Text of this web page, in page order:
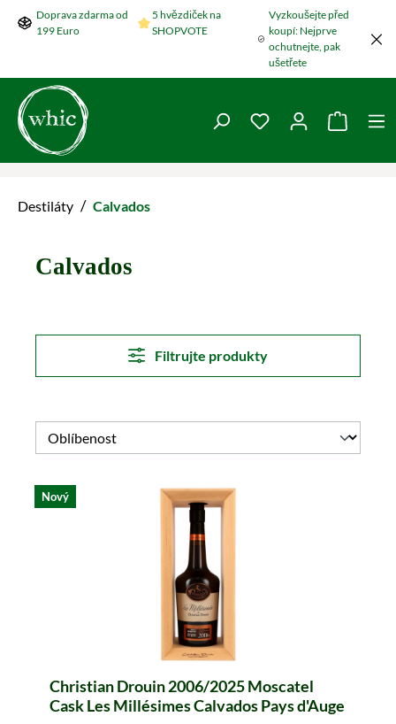
Přeskočit na hlavní obsah
Doprava zdarma od
199 Euro
5 hvězdiček na
SHOPVOTE
Vyzkoušejte před
koupí: Nejprve
ochutnejte, pak
ušetřete
Máte 0 položky v
Destiláty / Calvados
Calvados
Filtrujte produkty
Nový
Christian Drouin 2006/2025 Moscatel
Cask Les Millésimes Calvados Pays d'Auge